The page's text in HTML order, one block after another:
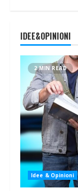
IDEE&OPINIONI
2 MIN READ
Idee & Opinioni